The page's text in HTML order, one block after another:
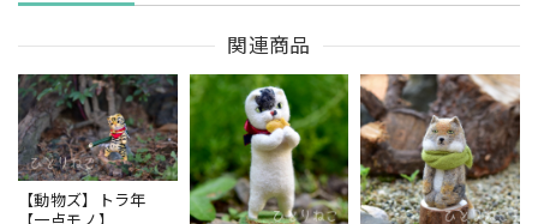
関連商品
【動物ズ】トラ年